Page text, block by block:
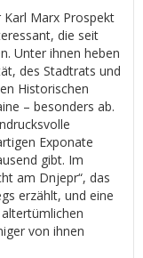
Marx Prospekt
die seit
Unter ihnen heben
des Stadtrats und
Historischen
– besonders ab.
Exponate
gibt. Im
am Dnjepr“, das
erzählt, und eine
von ihnen